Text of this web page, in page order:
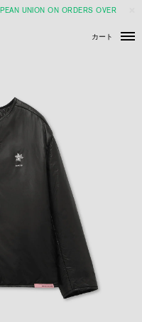
UNION ON ORDERS OVER
カート
メ